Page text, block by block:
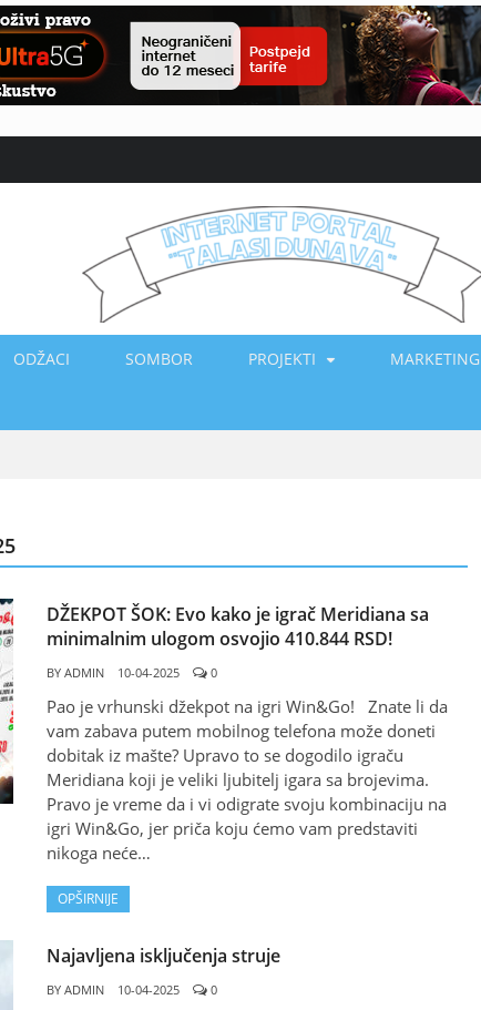
ODŽACI SOMBOR PROJEKTI MARKETING
DŽEKPOT ŠOK: Evo kako je igrač Meridiana sa
minimalnim ulogom osvojio 410.844 RSD!
BY ADMIN 10-04-2025 0
Pao je vrhunski džekpot na igri Win&Go! Znate li da
vam zabava putem mobilnog telefona može doneti
dobitak iz mašte? Upravo to se dogodilo igraču
Meridiana koji je veliki ljubitelj igara sa brojevima.
Pravo je vreme da i vi odigrate svoju kombinaciju na
igri Win&Go, jer priča koju ćemo vam predstaviti
nikoga neće…
OPŠIRNIJE
Najavljena isključenja struje
BY ADMIN 10-04-2025 0